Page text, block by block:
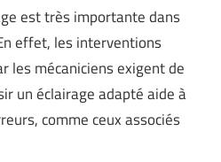
est très importante dans
effet, les interventions
les mécaniciens exigent de
un éclairage adapté aide à
comme ceux associés